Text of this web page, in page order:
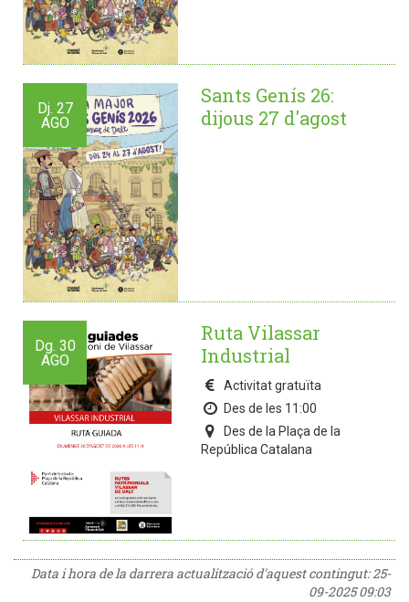
Dj. 27
AGO
Sants Genís 26:
dijous 27 d'agost
Dg. 30
AGO
Ruta Vilassar
Industrial
Activitat gratuïta
Des de les 11:00
Des de la Plaça de la
República Catalana
Data i hora de la darrera actualització d'aquest contingut:25-
09-2025 09:03